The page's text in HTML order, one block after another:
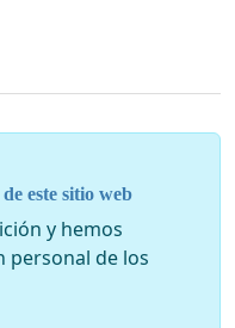
PERSONAL,
que coloquen su
pública su firma.
y la difusión.
este sitio web
y hemos
personal de los